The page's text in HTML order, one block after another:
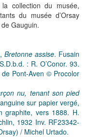
collection du musée,
du musée d’Orsay
Gauguin.
Bretonne assise. Fusain
: R. O’Conor. 93.
Pont-Aven © Procolor
nu, tenant son pied
sur papier vergé,
graphite, vers 1888. H.
1932 Inv. RF23342-
/ Michel Urtado.